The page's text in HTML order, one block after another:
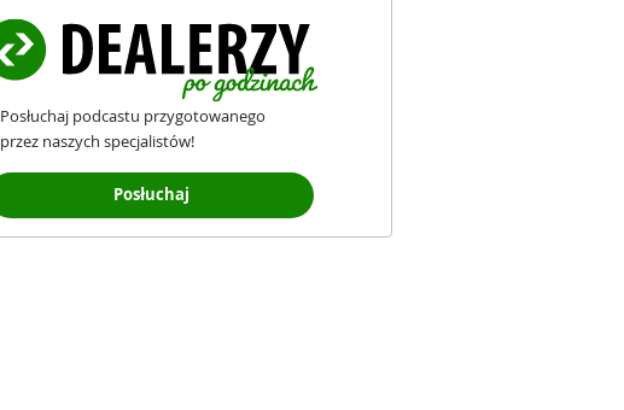
Posłuchaj podcastu przygotowanego
przez naszych specjalistów!
Posłuchaj